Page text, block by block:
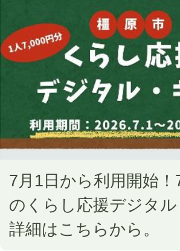
目
の
イ
7月1日から利用開始
のくらし応援デジタ
詳細はこちらから。